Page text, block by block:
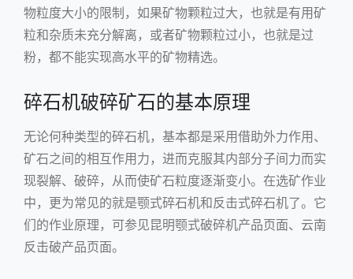
物粒度大小的限制，如果矿物颗粒过大，也就是有用矿
粒和杂质未充分解离，或者矿物颗粒过小，也就是过
粉，都不能实现高水平的矿物精选。
碎石机破碎矿石的基本原理
无论何种类型的碎石机，基本都是采用借助外力作用、
矿石之间的相互作用力，进而克服其内部分子间力而实
现裂解、破碎，从而使矿石粒度逐渐变小。在选矿作业
中，更为常见的就是颚式碎石机和反击式碎石机了。它
们的作业原理，可参见昆明颚式破碎机产品页面、 云南
反击破产品页面。